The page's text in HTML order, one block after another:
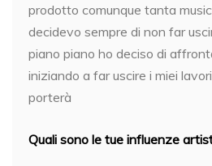
prodotto comunque tanta
decidevo sempre di non far
piano piano ho deciso di
iniziando a far uscire i miei
porterà
Quali sono le tue influenze